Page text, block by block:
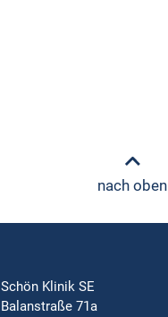
nach oben
Schön Klinik SE
Balanstraße 71a